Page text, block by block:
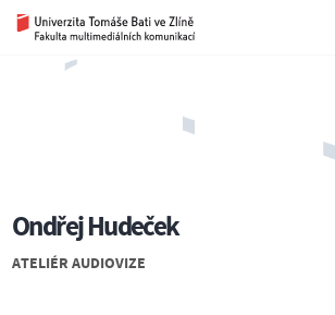
Ondřej Hudeček
ATELIÉR AUDIOVIZE